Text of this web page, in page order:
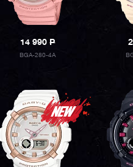
14 990P
BGA-280-4A